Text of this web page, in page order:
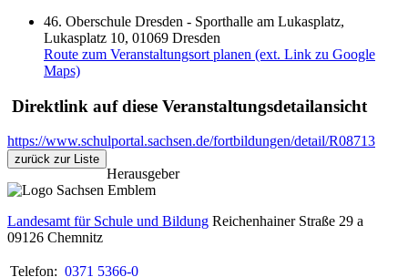
46. Oberschule Dresden - Sporthalle am Lukasplatz,
Lukasplatz 10, 01069 Dresden
Route zum Veranstaltungsort planen (ext. Link zu Google
Maps)
Direktlink auf diese Veranstaltungsdetailansicht
https://www.schulportal.sachsen.de/fortbildungen/detail/R08713
zurück zur Liste
Herausgeber
Landesamt für Schule und Bildung Reichenhainer Straße 29 a
09126 Chemnitz
Telefon: 0371 5366-0